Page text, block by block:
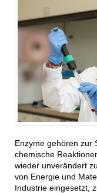
Enzyme gehören zur
chemische
wieder unverändert
von Energie und
Industrie eingesetzt,